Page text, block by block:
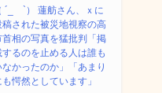
´_ゝ`） 蓮舫さん、ｘに
稿された被災地視察の高
首相の写真を猛批判「掲
するのを止める人は誰も
なかったのか」「あまり
も愕然としています」